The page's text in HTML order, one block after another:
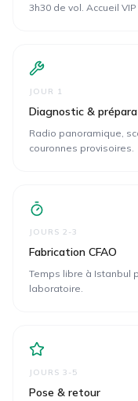
3h30 de vol. Accueil
JOUR 1
Diagnostic &
Radio panoramique,
couronnes provisoires.
JOURS 2-3
Fabrication CFAO
Temps libre à Istanbul
laboratoire.
JOURS 3-5
Pose & retour